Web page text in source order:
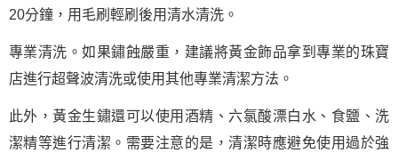
20分鐘，用毛刷輕刷後用清水清洗。
專業清洗。如果鏽蝕嚴重，建議將黃金飾品拿到專業的珠寶
店進行超聲波清洗或使用其他專業清潔方法。
此外，黃金生鏽還可以使用酒精、六氯酸漂白水、食鹽、洗
潔精等進行清潔。需要注意的是，清潔時應避免使用過於強